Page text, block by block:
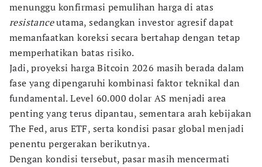
menunggu konfirmasi pemulihan harga di atas
resistanceutama, sedangkan investor agresif dapat
memanfaatkan koreksi secara bertahap dengan tetap
memperhatikan batas risiko.
Jadi, proyeksi harga Bitcoin 2026 masih berada dalam
fase yang dipengaruhi kombinasi faktor teknikal dan
fundamental. Level 60.000 dolar AS menjadi area
penting yang terus dipantau, sementara arah kebijakan
The Fed, arus ETF, serta kondisi pasar global menjadi
penentu pergerakan berikutnya.
Dengan kondisi tersebut, pasar masih mencermati